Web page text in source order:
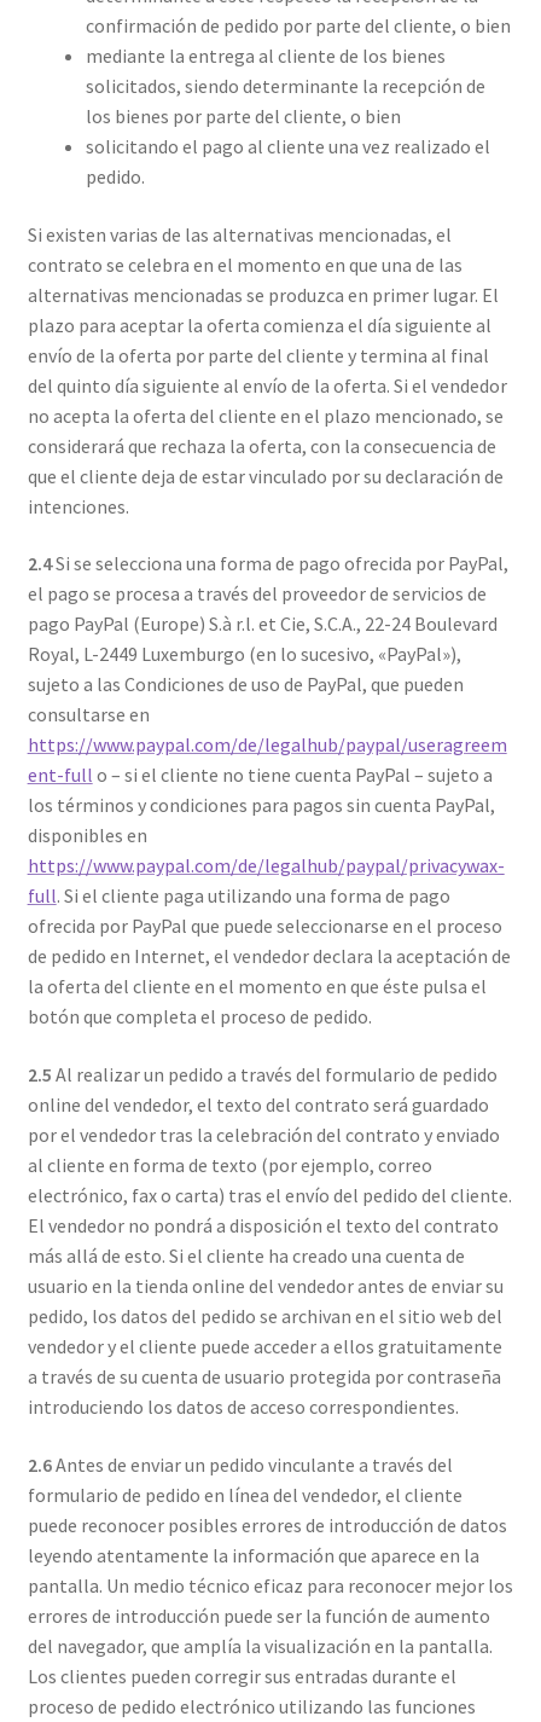
confirmación de pedido por parte del cliente, o bien
mediante la entrega al cliente de los bienes
solicitados, siendo determinante la recepción de
los bienes por parte del cliente, o bien
solicitando el pago al cliente una vez realizado el
pedido.
Si existen varias de las alternativas mencionadas, el
contrato se celebra en el momento en que una de las
alternativas mencionadas se produzca en primer lugar. El
plazo para aceptar la oferta comienza el día siguiente al
envío de la oferta por parte del cliente y termina al final
del quinto día siguiente al envío de la oferta. Si el vendedor
no acepta la oferta del cliente en el plazo mencionado, se
considerará que rechaza la oferta, con la consecuencia de
que el cliente deja de estar vinculado por su declaración de
intenciones.
2.4Si se selecciona una forma de pago ofrecida por PayPal,
el pago se procesa a través del proveedor de servicios de
pago PayPal (Europe) S.à r.l. et Cie, S.C.A., 22-24 Boulevard
Royal, L-2449 Luxemburgo (en lo sucesivo, «PayPal»),
sujeto a las Condiciones de uso de PayPal, que pueden
consultarse en
https://www.paypal.com/de/legalhub/paypal/useragreem
ent-full o – si el cliente no tiene cuenta PayPal – sujeto a
los términos y condiciones para pagos sin cuenta PayPal,
disponibles en
https://www.paypal.com/de/legalhub/paypal/privacywax-
full. Si el cliente paga utilizando una forma de pago
ofrecida por PayPal que puede seleccionarse en el proceso
de pedido en Internet, el vendedor declara la aceptación de
la oferta del cliente en el momento en que éste pulsa el
botón que completa el proceso de pedido.
2.5 Al realizar un pedido a través del formulario de pedido
online del vendedor, el texto del contrato será guardado
por el vendedor tras la celebración del contrato y enviado
al cliente en forma de texto (por ejemplo, correo
electrónico, fax o carta) tras el envío del pedido del cliente.
El vendedor no pondrá a disposición el texto del contrato
más allá de esto. Si el cliente ha creado una cuenta de
usuario en la tienda online del vendedor antes de enviar su
pedido, los datos del pedido se archivan en el sitio web del
vendedor y el cliente puede acceder a ellos gratuitamente
a través de su cuenta de usuario protegida por contraseña
introduciendo los datos de acceso correspondientes.
2.6Antes de enviar un pedido vinculante a través del
formulario de pedido en línea del vendedor, el cliente
puede reconocer posibles errores de introducción de datos
leyendo atentamente la información que aparece en la
pantalla. Un medio técnico eficaz para reconocer mejor los
errores de introducción puede ser la función de aumento
del navegador, que amplía la visualización en la pantalla.
Los clientes pueden corregir sus entradas durante el
proceso de pedido electrónico utilizando las funciones